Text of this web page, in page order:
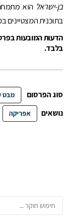
בן-ישראל הוא
בתוכנית המצטיינים
הדעות המובעות
בלבד.
סוג הפרסום מבט
נושאים אפריקה